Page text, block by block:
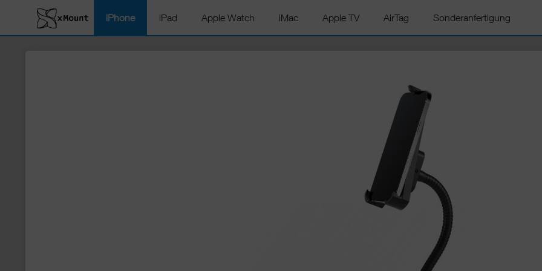
iPhone iPad Apple Watch iMac Apple TV AirTag Sonderanfertigung